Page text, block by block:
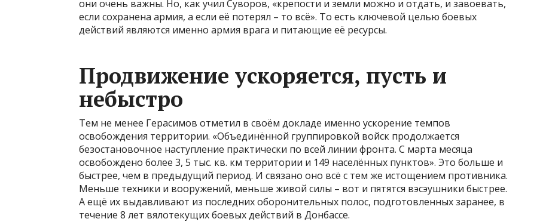
они очень важны. Но, как учил Суворов, «крепости и земли можно и отдать, и завоевать,
если сохранена армия, а если её потерял – то всё». То есть ключевой целью боевых
действий являются именно армия врага и питающие её ресурсы.
Продвижение ускоряется, пусть и
небыстро
Тем не менее Герасимов отметил в своём докладе именно ускорение темпов
освобождения территории. «Объединённой группировкой войск продолжается
безостановочное наступление практически по всей линии фронта. С марта месяца
освобождено более 3, 5 тыс. кв. км территории и 149 населённых пунктов». Это больше и
быстрее, чем в предыдущий период. И связано оно всё с тем же истощением противника.
Меньше техники и вооружений, меньше живой силы – вот и пятятся вэсэушники быстрее.
А ещё их выдавливают из последних оборонительных полос, подготовленных заранее, в
течение 8 лет вялотекущих боевых действий в Донбассе.